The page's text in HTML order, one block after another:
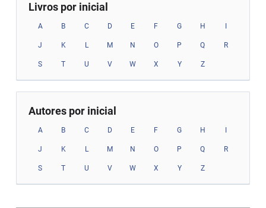
Livros por inicial
A B C D E F G H
J K L M N O P Q R
S T U V W X Y Z
Autores por inicial
A B C D E F G H
J K L M N O P Q R
S T U V W X Y Z